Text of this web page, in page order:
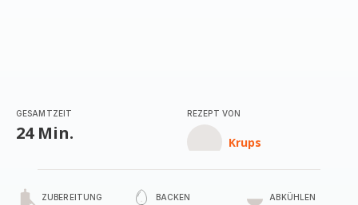
GESAMTZEIT
24 Min.
REZEPT VON
Krups
ZUBEREITUNG BACKEN ABKÜHLEN